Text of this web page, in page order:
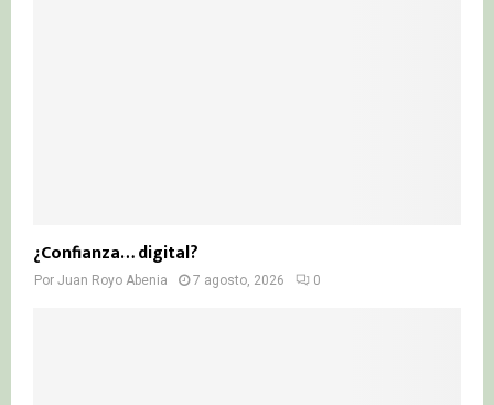
¿Confianza… digital?
Por Juan Royo Abenia 7 agosto, 2026 0